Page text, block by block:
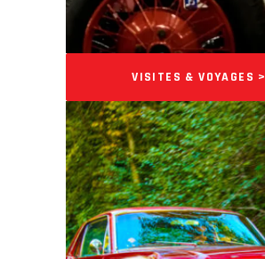
VISITES & VOYAGES >